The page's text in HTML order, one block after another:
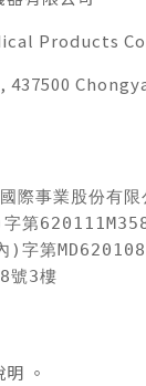
Products
437500
際事業股份有限
第
)字第
號3樓
。